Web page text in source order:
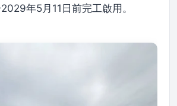
年5月11日前完工啟用。